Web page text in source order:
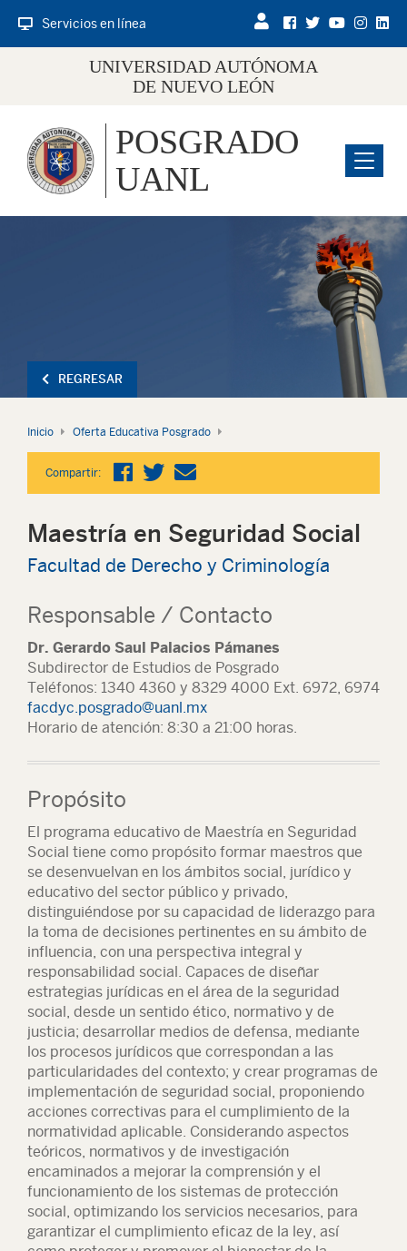
Servicios en línea
UNIVERSIDAD AUTÓNOMA
DE NUEVO LEÓN
Menu
POSGRADO
UANL
REGRESAR
Inicio Oferta Educativa Posgrado
Compartir:
Maestría en Seguridad Social
Facultad de Derecho y Criminología
Responsable / Contacto
Dr. Gerardo Saul Palacios Pámanes
Subdirector de Estudios de Posgrado
Teléfonos: 1340 4360 y 8329 4000 Ext. 6972, 6974
facdyc.posgrado@uanl.mx
Horario de atención: 8:30 a 21:00 horas.
Propósito
El programa educativo de Maestría en Seguridad
Social tiene como propósito formar maestros que
se desenvuelvan en los ámbitos social, jurídico y
educativo del sector público y privado,
distinguiéndose por su capacidad de liderazgo para
la toma de decisiones pertinentes en su ámbito de
influencia, con una perspectiva integral y
responsabilidad social. Capaces de diseñar
estrategias jurídicas en el área de la seguridad
social, desde un sentido ético, normativo y de
justicia; desarrollar medios de defensa, mediante
los procesos jurídicos que correspondan a las
particularidades del contexto; y crear programas de
implementación de seguridad social, proponiendo
acciones correctivas para el cumplimiento de la
normatividad aplicable. Considerando aspectos
teóricos, normativos y de investigación
encaminados a mejorar la comprensión y el
funcionamiento de los sistemas de protección
social, optimizando los servicios necesarios, para
garantizar el cumplimiento eficaz de la ley, así